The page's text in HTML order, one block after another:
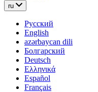
ru
Русский
English
azərbaycan dili
Болгарский
Deutsch
Ελληνικά
Español
Français